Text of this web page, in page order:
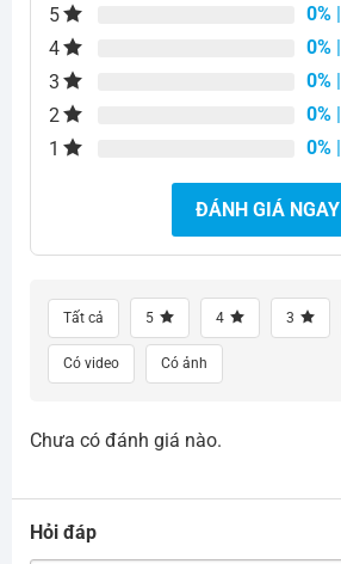
5 0%
4
0%
3
0%
2
0%
1
0%
ĐÁNH GIÁ NGAY
Tất cả 5 4 3
Có video Có ảnh
Chưa có đánh giá nào.
Hỏi đáp